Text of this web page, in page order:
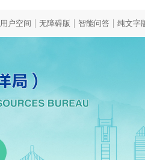
用户空间 | 无障碍版 | 智能问答 | 纯文字